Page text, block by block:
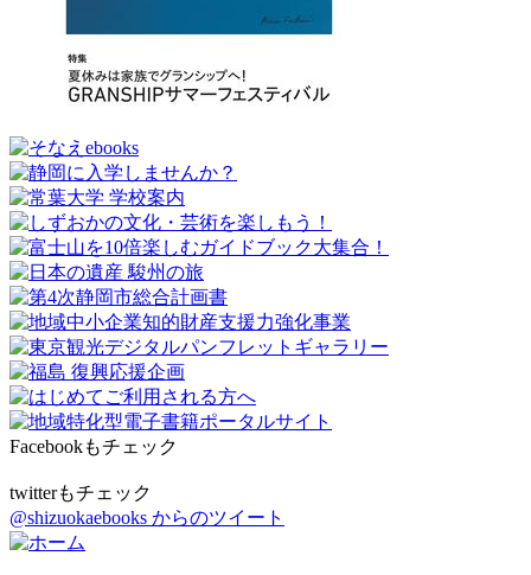
Facebookもチェック
twitterもチェック
@shizuokaebooks からのツイート